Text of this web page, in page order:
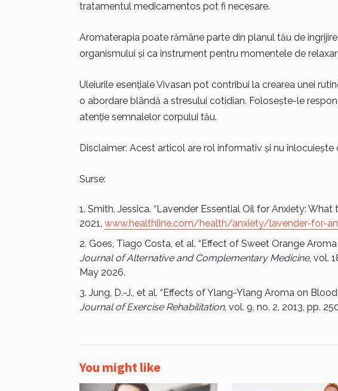
tratamentul medicamentos pot fi necesare.
Aromaterapia poate rămâne parte din planul tău de
organismului și ca instrument pentru momentele de
Uleiurile esențiale Vivasan pot contribui la crearea unei
o abordare blândă a stresului cotidian. Folosește-le
atenție semnalelor corpului tău.
Disclaimer: Acest articol are rol informativ și nu
Surse:
Smith, Jessica. “Lavender Essential Oil for Anxiety: What
2021, www.healthline.com/health/anxiety/lavender-for-
Goes, Tiago Costa, et al. “Effect of Sweet Orange
Journal of Alternative and Complementary Medicine, vol.
May 2026.
Jung, D.-J., et al. “Effects of Ylang-Ylang Aroma on
Journal of Exercise Rehabilitation, vol. 9, no. 2, 2013, pp.
You might like